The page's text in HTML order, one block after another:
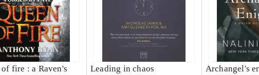
of fire : a Raven's
Leading in chaos
Archangel's